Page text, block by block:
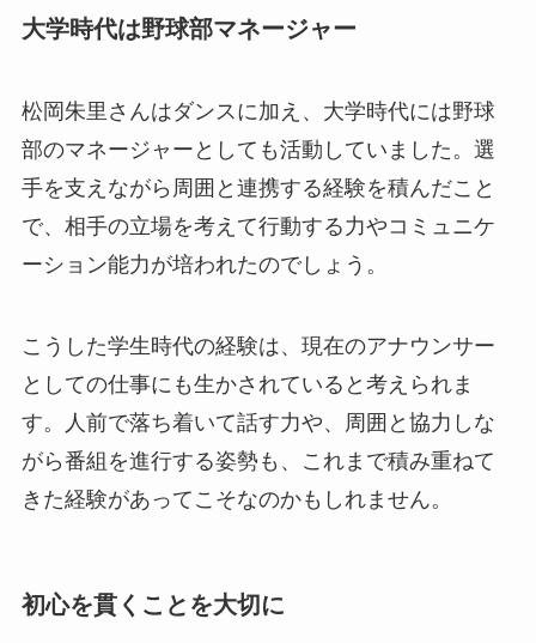
大学時代は野球部マネージャー
松岡朱里さんはダンスに加え、大学時代には野球
部のマネージャーとしても活動していました。選
手を支えながら周囲と連携する経験を積んだこと
で、相手の立場を考えて行動する力やコミュニケ
ーション能力が培われたのでしょう。
こうした学生時代の経験は、現在のアナウンサー
としての仕事にも生かされていると考えられま
す。人前で落ち着いて話す力や、周囲と協力しな
がら番組を進行する姿勢も、これまで積み重ねて
きた経験があってこそなのかもしれません。
初心を貫くことを大切に